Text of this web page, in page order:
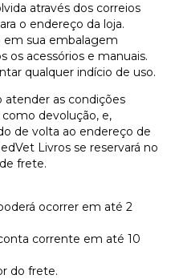
através dos correios
o endereço da loja.
em sua embalagem
os acessórios e manuais.
qualquer indício de uso.
atender as condições
devolução, e,
de volta ao endereço de
Livros se reservará no
frete.
ocorrer em até 2
corrente em até 10
do frete.